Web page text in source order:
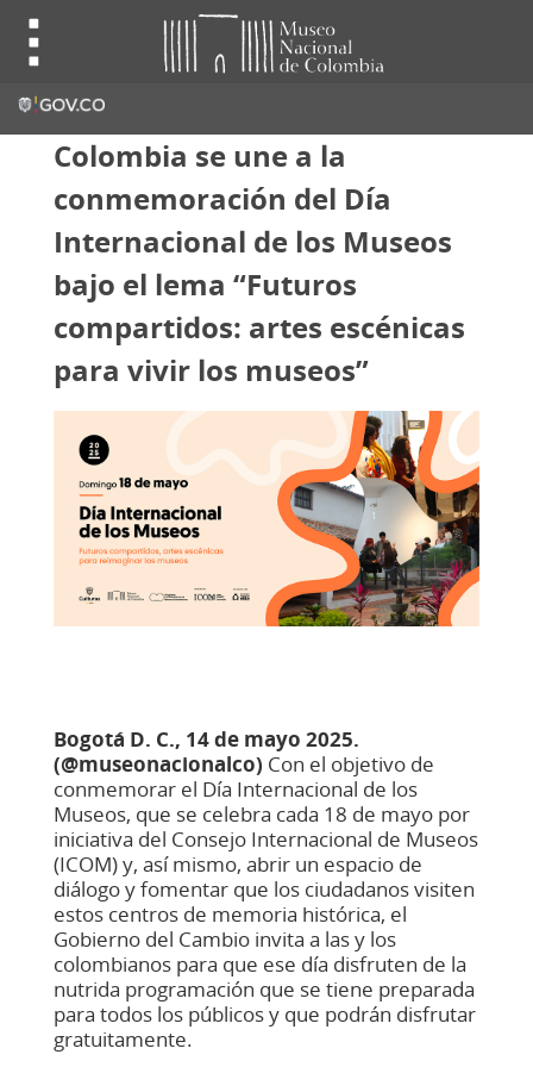
Colombia se une a la
conmemoración del Día
Internacional de los Museos
bajo el lema “Futuros
compartidos: artes escénicas
para vivir los museos”
Bogotá D. C., 14 de mayo 2025.
(@museonacionalco) Con el objetivo de
conmemorar el Día Internacional de los
Museos, que se celebra cada 18 de mayo por
iniciativa del Consejo Internacional de Museos
(ICOM) y, así mismo, abrir un espacio de
diálogo y fomentar que los ciudadanos visiten
estos centros de memoria histórica, el
Gobierno del Cambio invita a las y los
colombianos para que ese día disfruten de la
nutrida programación que se tiene preparada
para todos los públicos y que podrán disfrutar
gratuitamente​.​